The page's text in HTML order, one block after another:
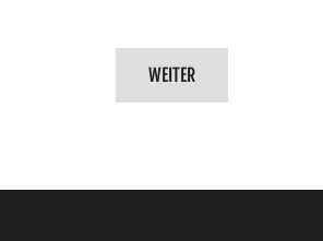
WEITER